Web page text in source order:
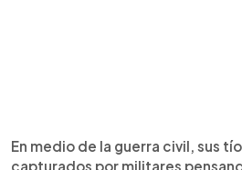
En medio de la guerra civil, sus
capturados por militares